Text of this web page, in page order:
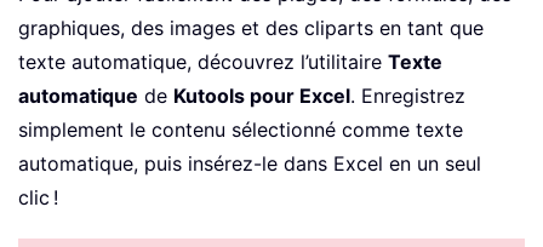
graphiques, des images et des cliparts en tant que
texte automatique, découvrez l’utilitaire Texte
automatique de Kutools pour Excel. Enregistrez
simplement le contenu sélectionné comme texte
automatique, puis insérez-le dans Excel en un seul
clic !